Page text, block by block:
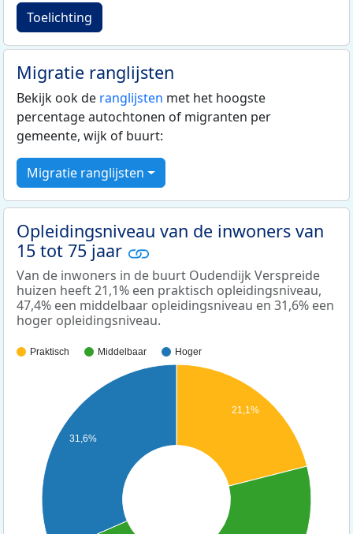
Toelichting
Migratie ranglijsten
Bekijk ook de ranglijsten met het hoogste
percentage autochtonen of migranten per
gemeente, wijk of buurt:
Migratie ranglijsten
Opleidingsniveau van de inwoners van
15 tot 75 jaar
Van de inwoners in de buurt Oudendijk Verspreide
huizen heeft 21,1% een praktisch opleidingsniveau,
47,4% een middelbaar opleidingsniveau en 31,6% een
hoger opleidingsniveau.
Praktisch Middelbaar Hoger
21,1%
31,6%